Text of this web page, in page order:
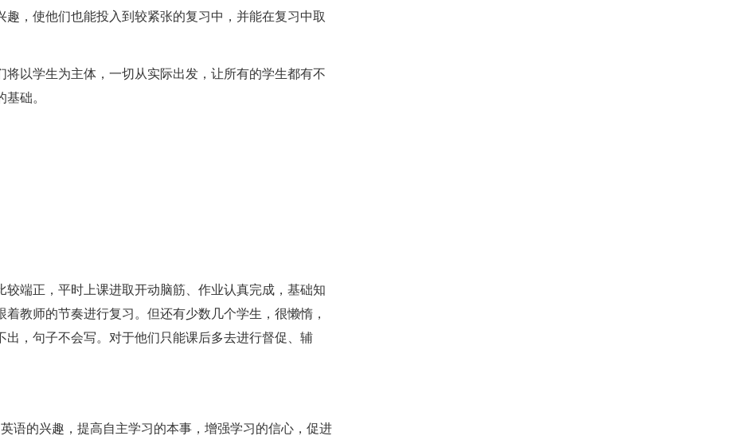
，使他们也能投入到较紧张的复习中，并能在复习中取
以学生为主体，一切从实际出发，让所有的学生都有不
础。
端正，平时上课进取开动脑筋、作业认真完成，基础知
教师的节奏进行复习。但还有少数几个学生，很懒惰，
，句子不会写。对于他们只能课后多去进行督促、辅
的兴趣，提高自主学习的本事，增强学习的信心，促进